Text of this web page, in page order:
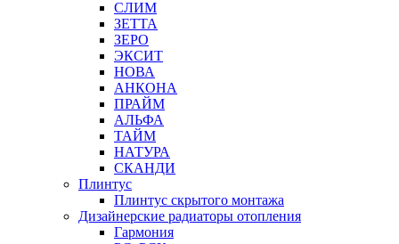
СЛИМ
ЗЕТТА
ЗЕРО
ЭКСИТ
НОВА
АНКОНА
ПРАЙМ
АЛЬФА
ТАЙМ
НАТУРА
СКАНДИ
Плинтус
Плинтус скрытого монтажа
Дизайнерские радиаторы отопления
Гармония